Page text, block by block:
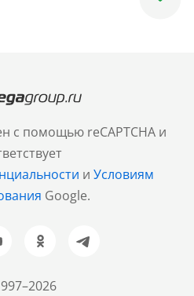
с помощью reCAPTCHA и
и Условиям
Google.